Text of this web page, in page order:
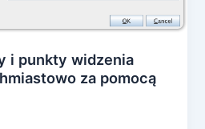
i punkty widzenia
za pomocą